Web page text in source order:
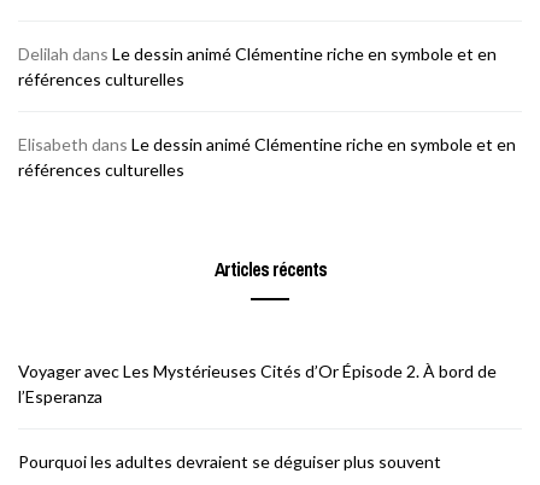
Delilah dans Le dessin animé Clémentine riche en symbole et en
références culturelles
Elisabeth dans Le dessin animé Clémentine riche en symbole et en
références culturelles
Articles récents
Voyager avec Les Mystérieuses Cités d’Or Épisode 2. À bord de
l’Esperanza
Pourquoi les adultes devraient se déguiser plus souvent